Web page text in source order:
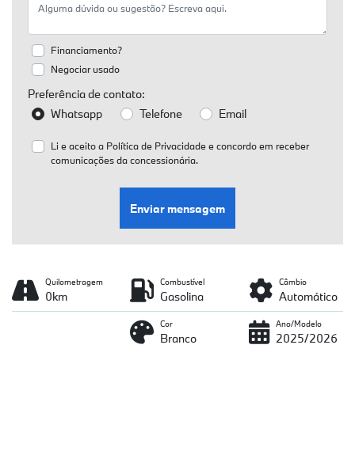
Financiamento?
Negociar usado
Preferência de contato:
Whatsapp
Telefone Email
Li e aceito a Política de Privacidadee concordo em receber
comunicações da concessionária.
Enviar mensagem
Câmbio
Automático
Combustível
Gasolina
Quilometragem
0km
Ano/Modelo
2025/2026
Cor
Branco